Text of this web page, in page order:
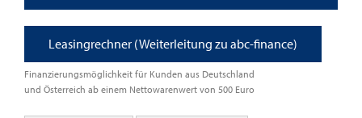
Leasingrechner (Weiterleitung zu abc-finance)
Finanzierungsmöglichkeit für Kunden aus Deutschland
und Österreich ab einem Nettowarenwert von 500 Euro